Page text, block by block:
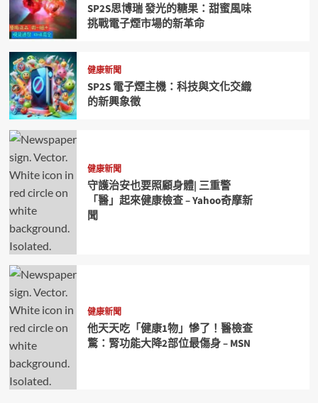
SP2S思博瑞 發光的糖果：甜蜜風味
挑戰電子煙市場的新革命
健康新聞
SP2S 電子煙主機：科技與文化交織
的新興象徵
健康新聞
守護治安也要照顧身體| 三重警
「醫」起來健康檢查 – Yahoo奇摩新
聞
健康新聞
他天天吃「健康1物」慘了！醫檢查
驚：腎功能大降2部位最傷身 – MSN